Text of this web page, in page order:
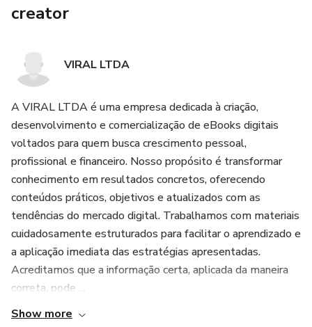
Dijital kitaba erişim sabitlenmiş ilk yorumdadır. Ancak
dikkat: Bu içerik genellikle uzun süre erişilebilir kalmaz,
değinir.
Dijital kitabı şimdi indir ve ailenin etrafında neler olup
bittiğini anla — çok geç olmadan.
creator
VIRAL LTDA
A VIRAL LTDA é uma empresa dedicada à criação,
desenvolvimento e comercialização de eBooks digitais
voltados para quem busca crescimento pessoal,
profissional e financeiro. Nosso propósito é transformar
conhecimento em resultados concretos, oferecendo
conteúdos práticos, objetivos e atualizados com as
tendências do mercado digital. Trabalhamos com materiais
cuidadosamente estruturados para facilitar o aprendizado e
a aplicação imediata das estratégias apresentadas.
Acreditamos que a informação certa, aplicada da maneira
correta, pode ...
Show more